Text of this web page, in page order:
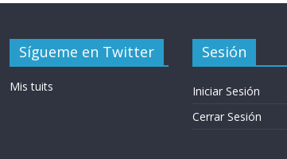
Sígueme en Twitter
Mis tuits
Sesión
Iniciar Sesión
Cerrar Sesión